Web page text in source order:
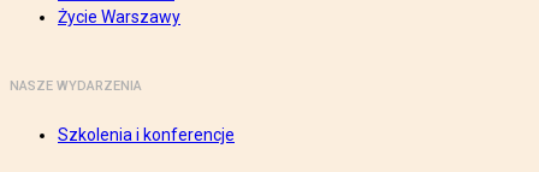
Życie Warszawy
NASZE WYDARZENIA
Szkolenia i konferencje